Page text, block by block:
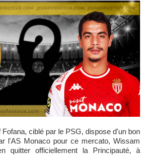
l'AS Monaco pour ce mercato, Wissam
quitter officiellement la Principauté, à